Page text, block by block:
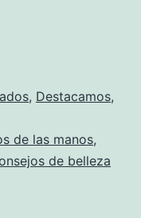
, Destacamos,
de las manos,
de belleza